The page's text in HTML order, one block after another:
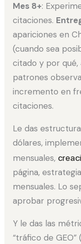
Mes 8+:
citaciones.
apariciones en
(cuando sea
citado y por qué,
patrones
incremento en
citaciones.
Le das
dólares,
mensuales,
página,
mensuales. Lo
aprobar
Y le das las
“tráfico de GEO”